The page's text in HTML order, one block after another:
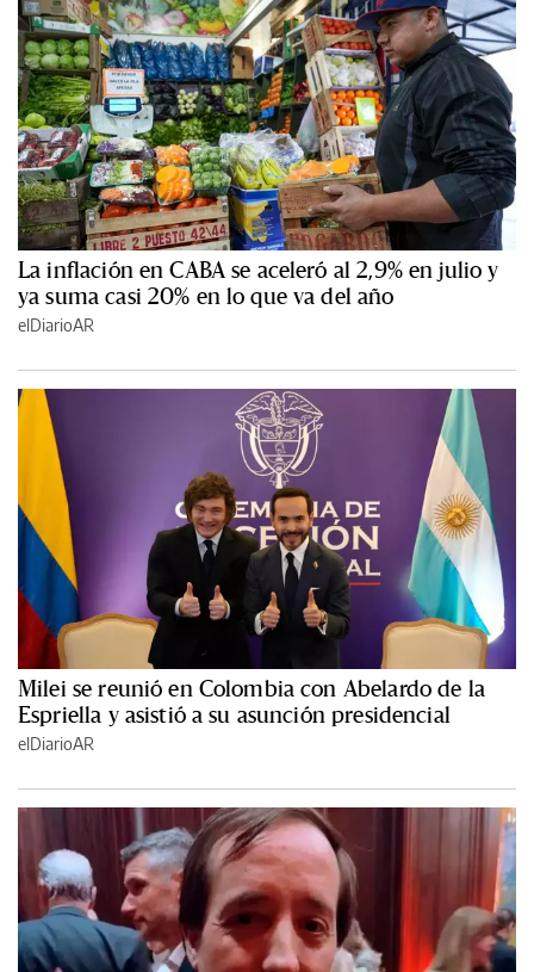
La inflación en CABA se aceleró al 2,9% en julio y
ya suma casi 20% en lo que va del año
elDiarioAR
Milei se reunió en Colombia con Abelardo de la
Espriella y asistió a su asunción presidencial
elDiarioAR